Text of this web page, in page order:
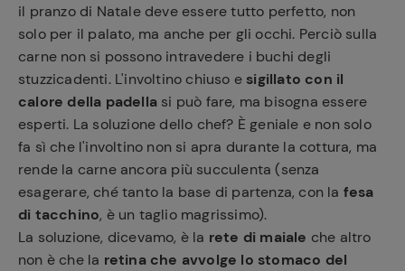
il pranzo di Natale deve essere tutto perfetto, non
solo per il palato, ma anche per gli occhi. Perciò sulla
carne non si possono intravedere i buchi degli
stuzzicadenti. L'involtino chiuso e sigillato con il
calore della padella si può fare, ma bisogna essere
esperti. La soluzione dello chef? È geniale e non solo
fa sì che l'involtino non si apra durante la cottura, ma
rende la carne ancora più succulenta (senza
esagerare, ché tanto la base di partenza, con la fesa
di tacchino, è un taglio magrissimo).
La soluzione, dicevamo, è la rete di maiale che altro
non è che la retina che avvolge lo stomaco del